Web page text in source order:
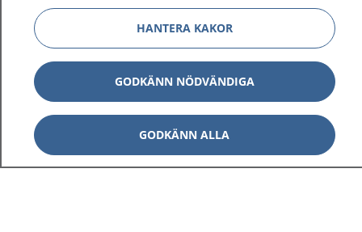
HANTERA KAKOR
GODKÄNN NÖDVÄNDIGA
GODKÄNN ALLA